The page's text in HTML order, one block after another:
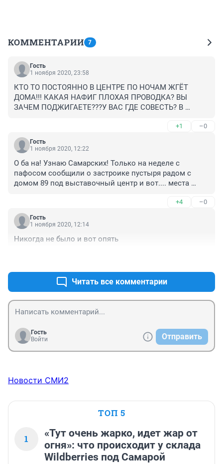
КОММЕНТАРИИ 7
Гость
1 ноября 2020, 23:58
КТО ТО ПОСТОЯННО В ЦЕНТРЕ ПО НОЧАМ ЖГЁТ
ДОМА!!! КАКАЯ НАФИГ ПЛОХАЯ ПРОВОДКА? ВЫ
ЗАЧЕМ ПОДЖИГАЕТЕ???У ВАС ГДЕ СОВЕСТЬ? В
+1 –0
Гость
1 ноября 2020, 12:22
О ба на! Узнаю Самарских! Только на неделе с
пафосом сообщили о застроике пустыря радом с
домом 89 под выставочный центр и вот.... места
+4 –0
Гость
1 ноября 2020, 12:14
Никогда не было и вот опять
Читать все комментарии
Гость
Войти
Отправить
Новости СМИ2
ТОП 5
1
«Тут очень жарко, идет жар от
огня»: что происходит у склада
Wildberries под Самарой